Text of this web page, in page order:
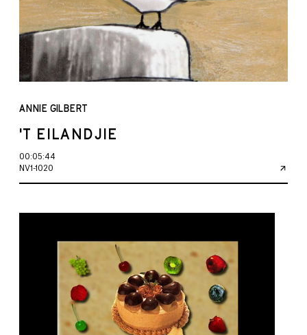
ANNIE GILBERT
'T EILANDJIE
00:05:44
NV1-1020